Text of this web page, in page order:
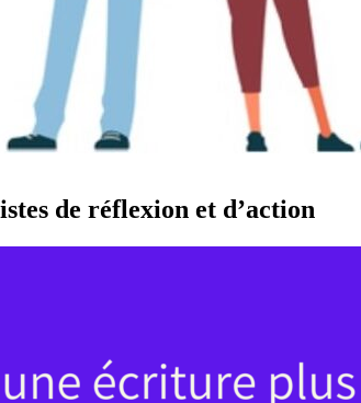
de réflexion et d’action